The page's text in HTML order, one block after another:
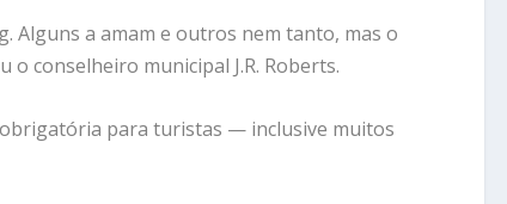
Alguns a amam e outros nem tanto, mas o
conselheiro municipal J.R. Roberts.
para turistas — inclusive muitos